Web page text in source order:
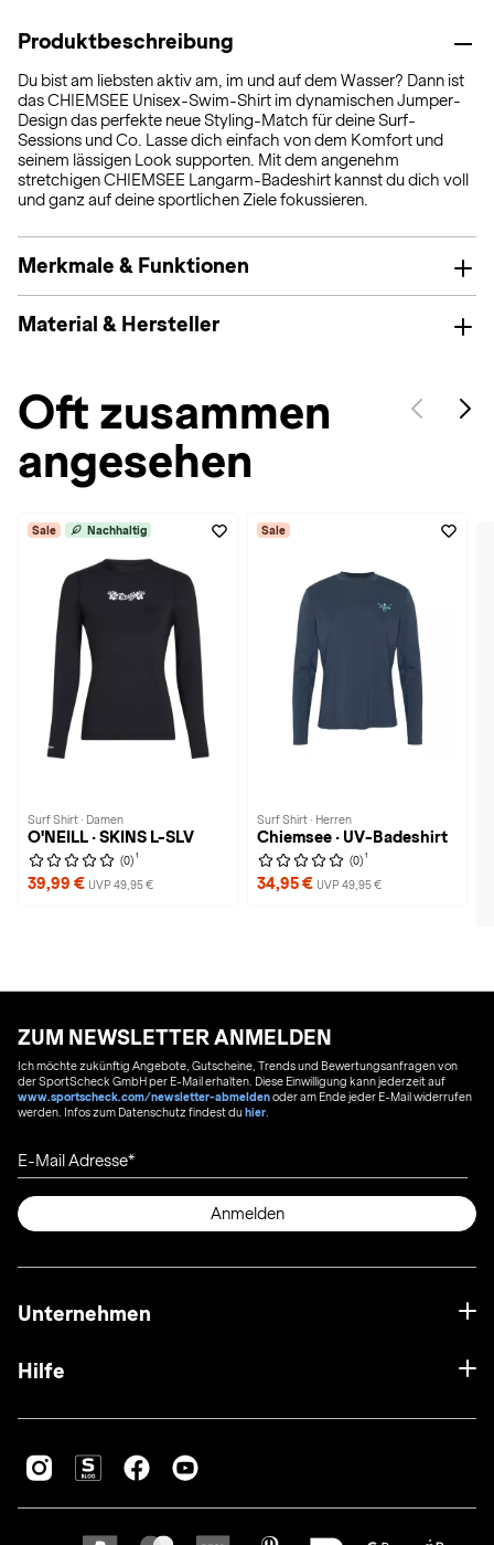
Produktbeschreibung
Du bist am liebsten aktiv am, im und auf dem Wasser? Dann ist
das CHIEMSEE Unisex-Swim-Shirt im dynamischen Jumper-
Design das perfekte neue Styling-Match für deine Surf-
Sessions und Co. Lasse dich einfach von dem Komfort und
seinem lässigen Look supporten. Mit dem angenehm
stretchigen CHIEMSEE Langarm-Badeshirt kannst du dich voll
und ganz auf deine sportlichen Ziele fokussieren.
Merkmale & Funktionen
Material & Hersteller
Oft zusammen
angesehen
Sale Nachhaltig
Surf Shirt · Damen
O'NEILL · SKINS L-SLV
(0) 1
39,99 € UVP 49,95 €
Sale
Surf Shirt · Herren
Chiemsee · UV-Badeshirt
(0) 1
34,95 € UVP 49,95 €
ZUM NEWSLETTER ANMELDEN
Ich möchte zukünftig Angebote, Gutscheine, Trends und Bewertungsanfragen von
der SportScheck GmbH per E-Mail erhalten. Diese Einwilligung kann jederzeit auf
www.sportscheck.com/newsletter-abmeldenoder am Ende jeder E-Mail widerrufen
werden. Infos zum Datenschutz findest duhier
E-Mail Adresse
Anmelden
Unternehmen
Hilfe